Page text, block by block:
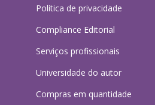
Política de privacidade
Compliance Editorial
Serviços profissionais
Universidade do autor
Compras em quantidade